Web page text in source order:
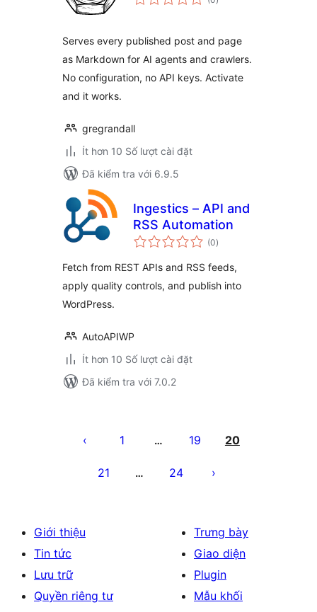
đánh
Serves every published post and page
as Markdown for AI agents and crawlers.
No configuration, no API keys. Activate
and it works.
gregrandall
Ít hơn 10 Số lượt cài đặt
Đã kiểm tra với 6.9.5
Ingestics – API and
RSS Automation
(0tổng
đánh
)
Fetch from REST APIs and RSS feeds,
apply quality controls, and publish into
WordPress.
AutoAPIWP
Ít hơn 10 Số lượt cài đặt
Đã kiểm tra với 7.0.2
trang
1 … 19 20
21 … 24
Giới thiệu
Tin tức
Lưu trữ
Quyền riêng tư
Trưng bày
Giao diện
Plugin
Mẫu khối